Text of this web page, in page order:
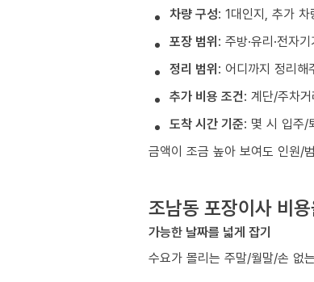
차량 구성: 1대인지, 추가 차
포장 범위: 주방·유리·전자
정리 범위: 어디까지 정리
추가 비용 조건: 계단/주차
도착 시간 기준: 몇 시 입주/
금액이 조금 높아 보여도 인원/
조남동 포장이사 비
가능한 날짜를 넓게 잡기
수요가 몰리는 주말/월말/손 없